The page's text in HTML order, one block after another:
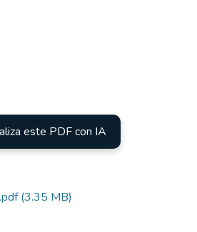
este PDF con IA
(3.35 MB)